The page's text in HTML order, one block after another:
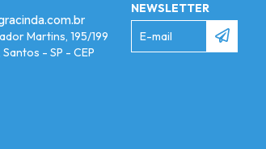
Martins, 195/199
- SP - CEP
NEWSLETTER